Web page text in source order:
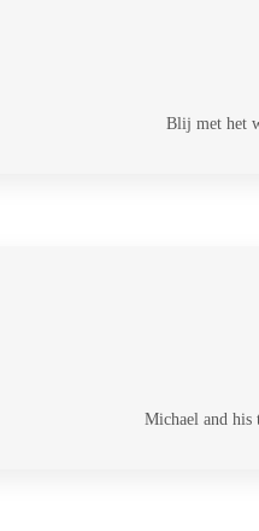
Blij met het
Michael and his